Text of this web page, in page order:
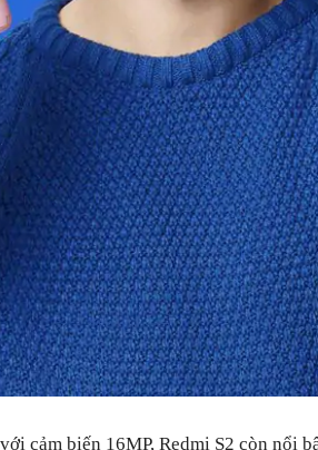
cảm biến 16MP, Redmi S2 còn nổi